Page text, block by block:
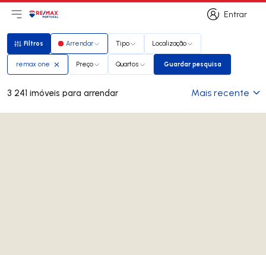
Entrar
Entrar
Abri menu principal
LogoIr para página inicial
Filtros
Filtros Arrendar Tipo Localização
remax one Preço Quartos Guardar pesquisa
Guardar pesquisa
3 241 imóveis para arrendar Mais recente